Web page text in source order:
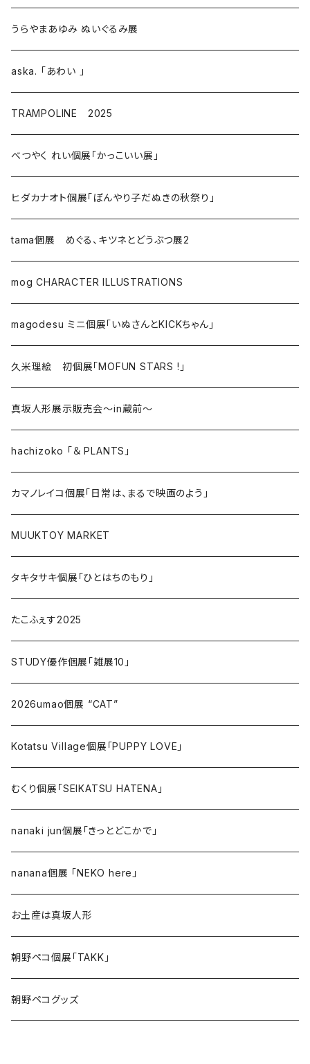
うらやまあゆみ ぬいぐるみ展
aska. 「あわい 」
TRAMPOLINE 2025
べつやく れい個展「かっこいい展」
ヒダカナオト個展「ぼんやり子だぬきの秋祭り」
tama個展 めぐる、キツネとどうぶつ展2
mog CHARACTER ILLUSTRATIONS
magodesu ミニ個展「いぬさんとKICKちゃん」
久米理絵 初個展「MOFUN STARS !」
真坂人形展示販売会～in蔵前～
hachizoko 「＆ PLANTS」
カマノレイコ個展「日常は、まるで映画のよう」
MUUKTOY MARKET
タキタサキ個展「ひとはちのもり」
たこふぇす2025
STUDY優作個展「雑展10」
2026umao個展 “CAT”
Kotatsu Village個展「PUPPY LOVE」
むくり個展「SEIKATSU HATENA」
nanaki jun個展「きっとどこかで」
nanana個展 「NEKO here」
お土産は真坂人形
朝野ペコ個展「TAKK」
朝野ペコグッズ